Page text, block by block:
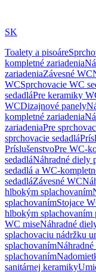
SK
Toalety a pisoáre
kompletné zariadenia
zariadeniaZávesné WC
WCSprchovacie WC
sedadláPre keramiky
WCDizajnové panely
kompletné zariadenia
zariadeniaPre
sprchovacie sedadlá
PríslušenstvoPre WC-
sedadláNáhradné diely
sedadlá a WC-
sedadláZávesné WC
hlbokým splachovaním
splachovanímStojace
hlbokým splachovaním
WC miseNáhradné
splachovaciu nádržku
splachovaním
splachovaním
sanitárnej keramiky